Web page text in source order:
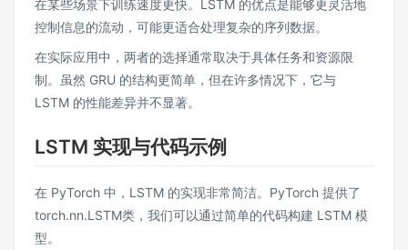
在某些场景下训练速度更快​。LSTM 的优点是能够更灵活地
控制信息的流动，可能更适合处理复杂的序列数据。​
在实际应用中，两者的选择通常取决于具体任务和资源限
制。虽然 GRU 的结构更简单，但在许多情况下，它与
LSTM 的性能差异并不显著​。
LSTM 实现与代码示例
在 PyTorch 中，LSTM 的实现非常简洁。PyTorch 提供了
torch.nn.LSTM类，我们可以通过简单的代码构建 LSTM 模
型​。